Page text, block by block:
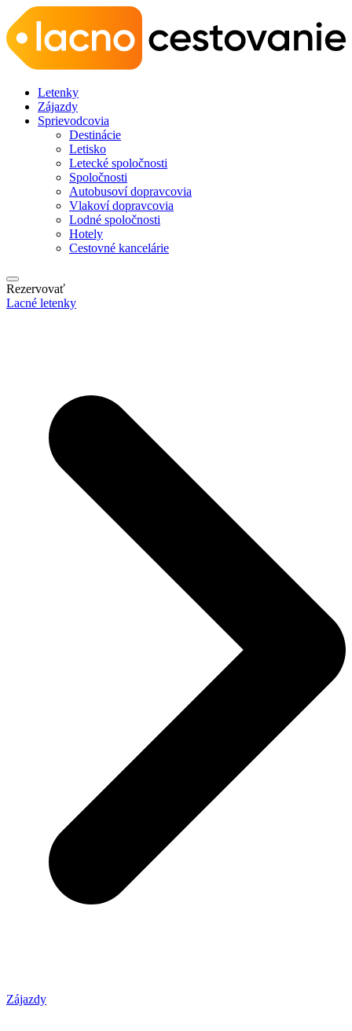
Letenky
Zájazdy
Sprievodcovia
Destinácie
Letisko
Letecké spoločnosti
Spoločnosti
Autobusoví dopravcovia
Vlakoví dopravcovia
Lodné spoločnosti
Hotely
Cestovné kancelárie
Rezervovať
Lacné letenky
Zájazdy